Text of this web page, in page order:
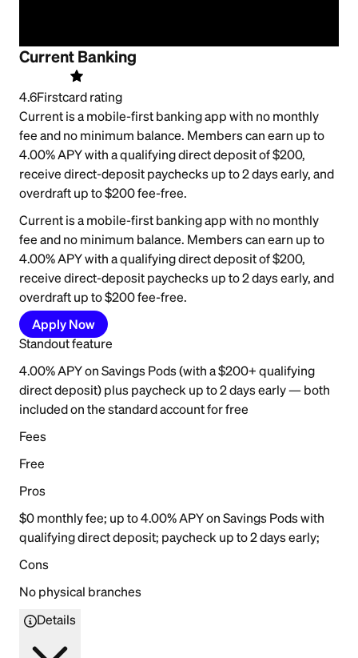
Current Banking
4.6Firstcard rating
Current is a mobile-first banking app with no monthly
fee and no minimum balance. Members can earn up to
4.00% APY with a qualifying direct deposit of $200,
receive direct-deposit paychecks up to 2 days early, and
overdraft up to $200 fee-free.
Current is a mobile-first banking app with no monthly
fee and no minimum balance. Members can earn up to
4.00% APY with a qualifying direct deposit of $200,
receive direct-deposit paychecks up to 2 days early, and
overdraft up to $200 fee-free.
Apply Now
Standout feature
4.00% APY on Savings Pods (with a $200+ qualifying
direct deposit) plus paycheck up to 2 days early — both
included on the standard account for free
Fees
Free
Pros
$0 monthly fee; up to 4.00% APY on Savings Pods with
qualifying direct deposit; paycheck up to 2 days early;
Cons
No physical branches
Details